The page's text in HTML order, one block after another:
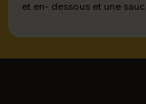
et en- dessous et une